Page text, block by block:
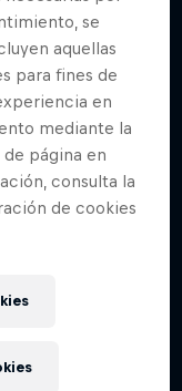
se
aquellas
para fines de
en
mediante la
página en
consulta la
de cookies